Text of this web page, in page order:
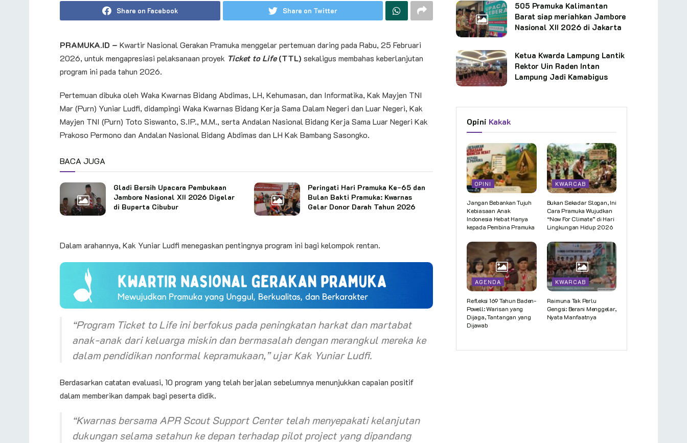
Share on Facebook Share on Twitter
PRAMUKA.ID – Kwartir Nasional Gerakan Pramuka menggelar pertemuan daring pada Rabu, 25 Februari
2026, untuk mengapresiasi pelaksanaan proyek Ticket to Life(TTL) sekaligus membahas keberlanjutan
program ini pada tahun 2026.
Pertemuan dibuka oleh Waka Kwarnas Bidang Abdimas, LH, Kehumasan, dan Informatika, Kak Mayjen TNI
Mar (Purn) Yuniar Ludfi, didampingi Waka Kwarnas Bidang Kerja Sama Dalam Negeri dan Luar Negeri, Kak
Mayjen TNI (Purn) Toto Siswanto, S.IP., M.M., serta Andalan Nasional Bidang Kerja Sama Luar Negeri Kak
Prakoso Permono dan Andalan Nasional Bidang Abdimas dan LH Kak Bambang Sasongko.
BACA JUGA
Gladi Bersih Upacara Pembukaan
Jambore Nasional XII 2026 Digelar
di Buperta Cibubur
Peringati Hari Pramuka Ke-65 dan
Bulan Bakti Pramuka: Kwarnas
Gelar Donor Darah Tahun 2026
Dalam arahannya, Kak Yuniar Ludfi menegaskan pentingnya program ini bagi kelompok rentan.
“Program Ticket to Lifeini berfokus pada peningkatan harkat dan martabat
anak-anak dari keluarga miskin dan bermasalah dengan merangkul mereka ke
dalam pendidikan nonformal kepramukaan,” ujar Kak Yuniar Ludfi.
Berdasarkan catatan evaluasi, 10 program yang telah berjalan sebelumnya menunjukkan capaian positif
dalam memberikan dampak bagi peserta didik.
“Kwarnas bersama APR Scout Support Center telah menyepakati kelanjutan
dukungan selama setahun ke depan terhadappilot project yang dipandang
505 Pramuka Kalimantan
Barat siap meriahkan Jambore
Nasional XII 2026 di Jakarta
Ketua Kwarda Lampung Lantik
Rektor Uin Raden Intan
Lampung Jadi Kamabigus
Opini Kakak
OPINI
Jangan Bebankan Tujuh
Kebiasaan Anak
Indonesia Hebat Hanya
kepada Pembina Pramuka
KWARCAB
Bukan Sekadar Slogan, Ini
Cara Pramuka Wujudkan
“Now For Climate” di Hari
Lingkungan Hidup 2026
AGENDA
Refleksi 169 Tahun Baden-
Powell: Warisan yang
Dijaga, Tantangan yang
Dijawab
KWARCAB
Raimuna Tak Perlu
Gengsi: Berani Menggelar,
Nyata Manfaatnya